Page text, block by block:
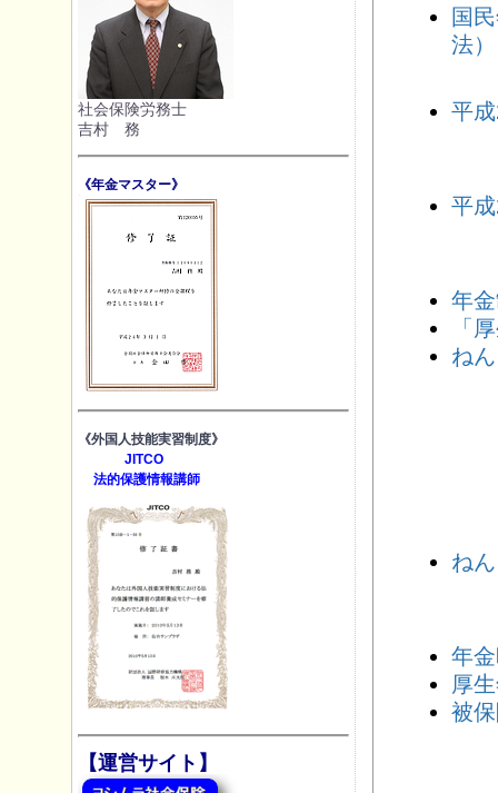
国
法）
平
平
年
「
ね
ね
年
厚
被
社会保険労務士
吉村 務
《年金マスター》
《外国人技能実習制度》
JITCO
法的保護情報講師
【運営サイト】